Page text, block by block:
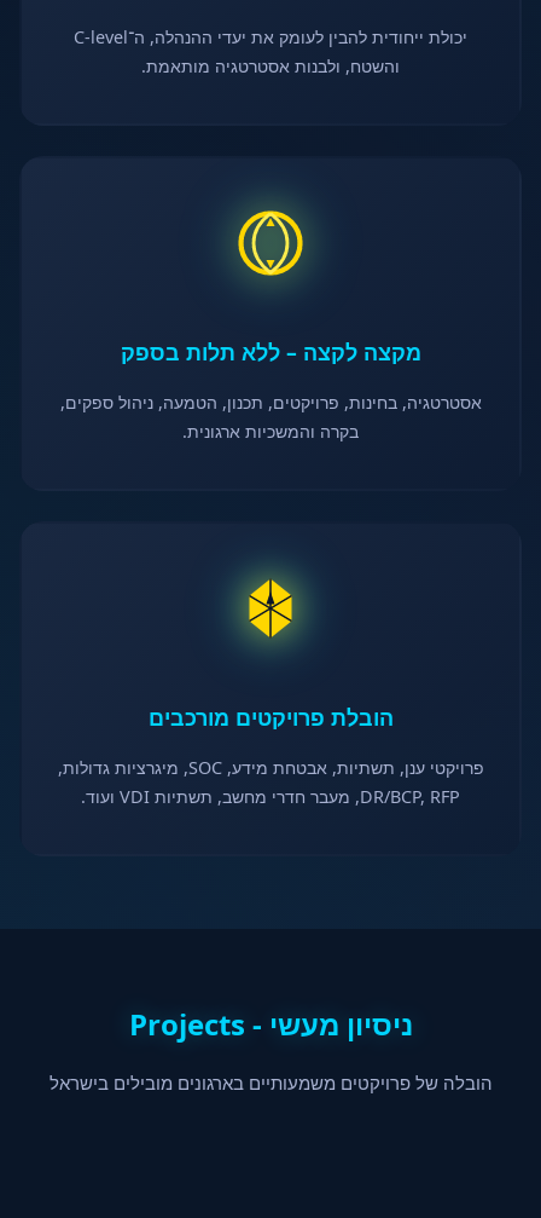
יכולת ייחודית להבין לעומק את יעדי ההנהלה, ה־C-level
והשטח, ולבנות אסטרטגיה מותאמת.
מקצה לקצה – ללא תלות בספק
אסטרטגיה, בחינות, פרויקטים, תכנון, הטמעה, ניהול ספקים,
בקרה והמשכיות ארגונית.
הובלת פרויקטים מורכבים
פרויקטי ענן, תשתיות, אבטחת מידע, SOC, מיגרציות גדולות,
DR/BCP, RFP, מעבר חדרי מחשב, תשתיות VDI ועוד.
ניסיון מעשי - Projects
הובלה של פרויקטים משמעותיים בארגונים מובילים בישראל